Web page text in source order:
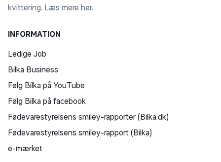
kvittering. Læs mere her.
INFORMATION
Ledige Job
Bilka Business
Følg Bilka på YouTube
Følg Bilka på facebook
Fødevarestyrelsens smiley-rapporter (Bilka.dk)
Fødevarestyrelsens smiley-rapport (Bilka)
e-mærket